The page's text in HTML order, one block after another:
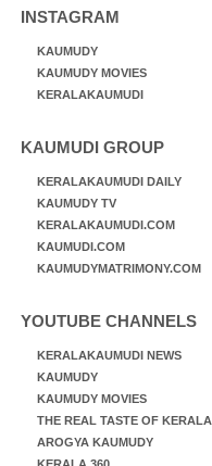
INSTAGRAM
KAUMUDY
KAUMUDY MOVIES
KERALAKAUMUDI
KAUMUDI GROUP
KERALAKAUMUDI DAILY
KAUMUDY TV
KERALAKAUMUDI.COM
KAUMUDI.COM
KAUMUDYMATRIMONY.COM
YOUTUBE CHANNELS
KERALAKAUMUDI NEWS
KAUMUDY
KAUMUDY MOVIES
THE REAL TASTE OF KERALA
AROGYA KAUMUDY